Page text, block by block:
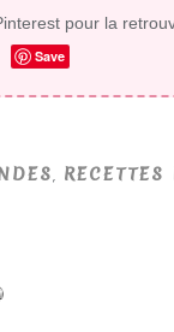
pour la
Save
,